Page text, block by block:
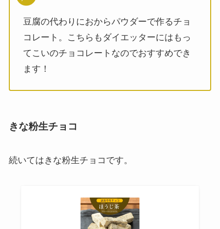
豆腐の代わりにおからパウダーで作るチョ
コレート。こちらもダイエッターにはもっ
てこいのチョコレートなのでおすすめでき
ます！
きな粉生チョコ
続いてはきな粉生チョコです。